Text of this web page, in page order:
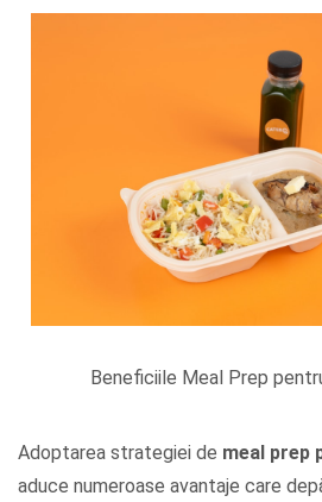
Beneficiile Meal Prep
Adoptarea strategiei de meal prep
aduce numeroase avantaje care